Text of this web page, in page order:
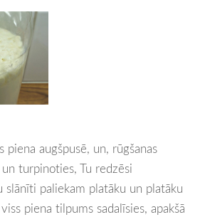
piena augšpusē, un, rūgšanas
turpinoties, Tu redzēsi
slānīti paliekam platāku un platāku
piena tilpums sadalīsies, apakšā